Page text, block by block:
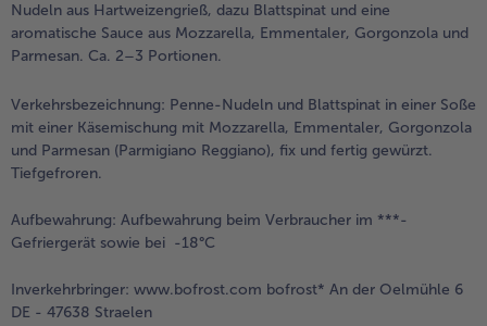
Nudeln aus Hartweizengrieß, dazu Blattspinat und eine
aromatische Sauce aus Mozzarella, Emmentaler, Gorgonzola und
Parmesan. Ca. 2–3 Portionen.
Verkehrsbezeichnung: Penne-Nudeln und Blattspinat in einer Soße
mit einer Käsemischung mit Mozzarella, Emmentaler, Gorgonzola
und Parmesan (Parmigiano Reggiano), fix und fertig gewürzt.
Tiefgefroren.
Aufbewahrung: Aufbewahrung beim Verbraucher im ***-
Gefriergerät sowie bei -18°C
Inverkehrbringer: www.bofrost.com bofrost* An der Oelmühle 6
DE - 47638 Straelen